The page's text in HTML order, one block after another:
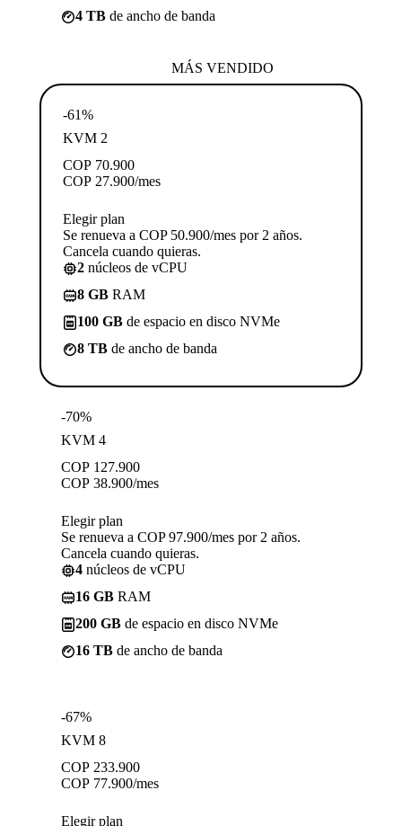
4 TB de ancho de banda
MÁS VENDIDO
-61%
KVM 2
COP 70.900
COP 27.900/mes
Elegir plan
Se renueva a COP 50.900/mes por 2 años.
Cancela cuando quieras.
2 núcleos de vCPU
8 GB RAM
100 GB de espacio en disco NVMe
8 TB de ancho de banda
-70%
KVM 4
COP 127.900
COP 38.900/mes
Elegir plan
Se renueva a COP 97.900/mes por 2 años.
Cancela cuando quieras.
4 núcleos de vCPU
16 GB RAM
200 GB de espacio en disco NVMe
16 TB de ancho de banda
-67%
KVM 8
COP 233.900
COP 77.900/mes
Elegir plan